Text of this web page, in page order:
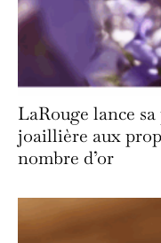
LaRouge lance
joaillière aux
nombre d’or